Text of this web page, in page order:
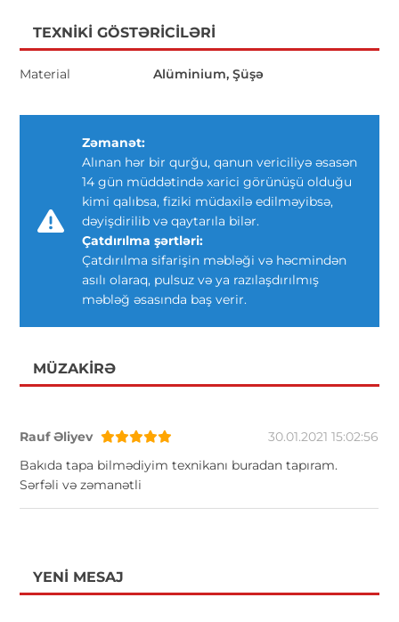
TEXNIKI GÖSTƏRICILƏRI
Material Alüminium, Şüşə
Zəmanət:
Alınan hər bir qurğu, qanun vericiliyə əsasən
14 gün müddətində xarici görünüşü olduğu
kimi qalıbsa, fiziki müdaxilə edilməyibsə,
dəyişdirilib və qaytarıla bilər.
Çatdırılma şərtləri:
Çatdırılma sifarişin məbləği və həcmindən
asılı olaraq, pulsuz və ya razılaşdırılmış
məbləğ əsasında baş verir.
MÜZAKIRƏ
Rauf Əliyev
30.01.2021 15:02:56
Bakıda tapa bilmədiyim texnikanı buradan tapıram.
Sərfəli və zəmanətli
YENI MESAJ